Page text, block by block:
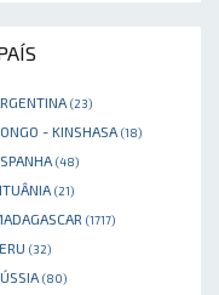
(23)
- KINSHASA (18)
(48)
(21)
(1717)
(32)
(80)